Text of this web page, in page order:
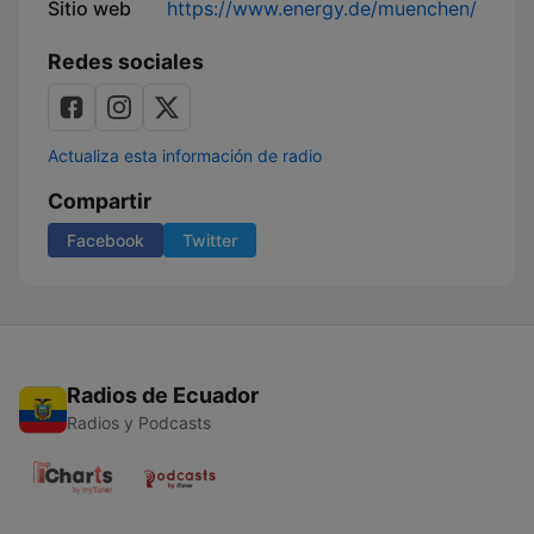
Sitio web https://www.energy.de/muenchen/
Redes sociales
Actualiza esta información de radio
Compartir
Facebook Twitter
Radios de Ecuador
Radios y Podcasts